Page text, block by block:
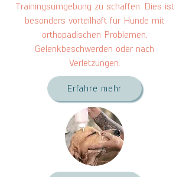
Trainingsumgebung zu schaffen. Dies ist
besonders vorteilhaft für Hunde mit
orthopädischen Problemen,
Gelenkbeschwerden oder nach
Verletzungen.
Erfahre mehr